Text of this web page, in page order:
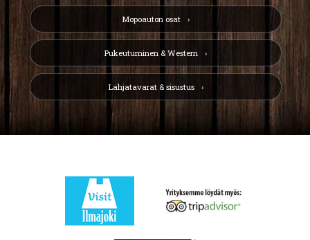
Mopoauton osat
Pukeutuminen & Western
Lahjatavarat & sisustus